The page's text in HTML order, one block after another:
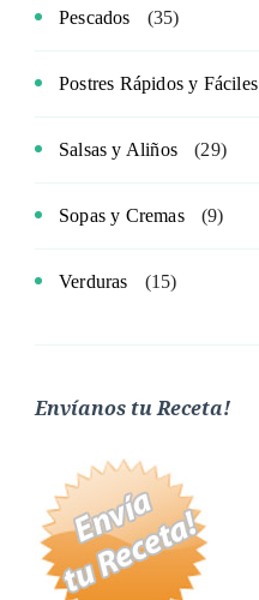
Pescados (35)
Postres Rápidos y Fáciles
Salsas y Aliños (29)
Sopas y Cremas (9)
Verduras (15)
Envíanos tu Receta!